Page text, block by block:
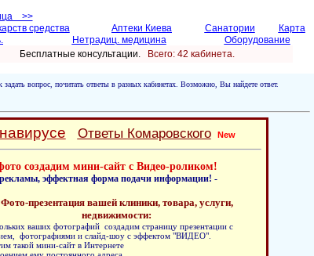
>>
средства Аптеки Киева Санатории
Карта
Нетрадиц. медицина
Оборудование
Бесплатные консультации.
Всего: 42 кабинетa.
задать вопрос, почитать ответы в разных кабинетах. Возможно, Вы найдете ответ.
Ответы Комаровского New
создадим мини-сайт с Видео-роликом!
эффектная форма подачи информации! -
Фото-презентация вашей клиники, товара, услуги,
недвижимости:
ваших фотографий создадим страницу презентации с
фотографиями и слайд-шоу с эффектом "ВИДЕО".
такой мини-сайт в Интернете